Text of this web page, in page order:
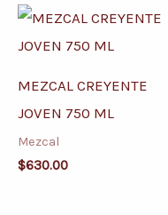
MEZCAL CREYENTE
JOVEN 750 ML
Mezcal
$630.00